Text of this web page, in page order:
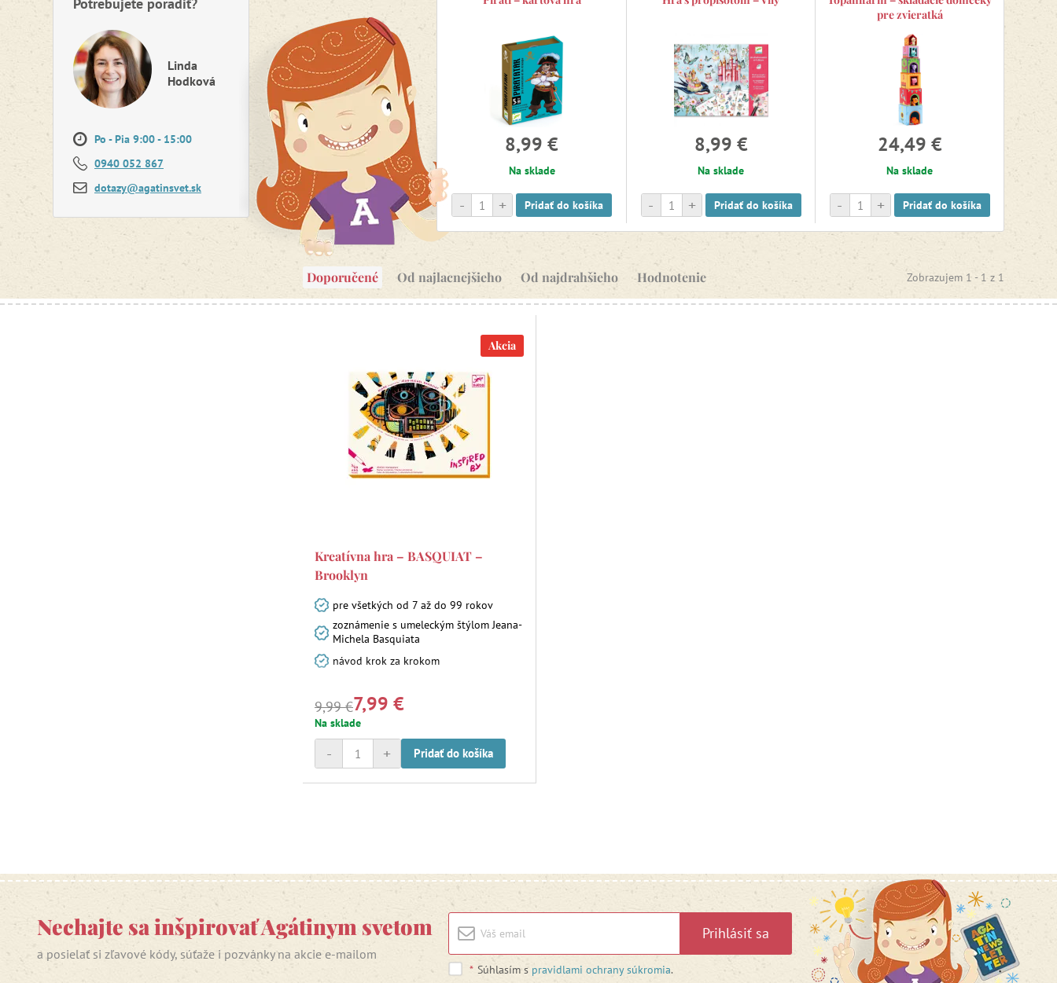
Linda
Hodková
Po - Pia 9:00 - 15:00
0940 052 867
dotazy@agatinsvet.sk
8,99 €
Na sklade
+
- Pridať do košíka
8,99 €
Na sklade
+
- Pridať do košíka
pre zvieratká
24,49 €
Na sklade
+
- Pridať do košíka
Doporučené Od najlacnejšieho Od najdrahšieho Hodnotenie Zobrazujem 1 - 1 z 1
Akcia
Kreatívna hra – BASQUIAT –
Brooklyn
pre všetkých od 7 až do 99 rokov
zoznámenie s umeleckým štýlom Jeana-
Michela Basquiata
návod krok za krokom
9,99 €7,99 €
Na sklade
+
- Pridať do košíka
Nechajte sa inšpirovať Agátinym svetom
a posielať si zľavové kódy, súťaže i pozvánky na akcie e-mailom
Prihlásiť sa
* Súhlasím s pravidlami ochrany súkromia.